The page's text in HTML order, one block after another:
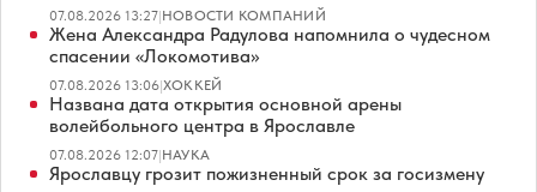
07.08.2026 13:27|НОВОСТИ КОМПАНИЙ
Жена Александра Радулова напомнила о чудесном
спасении «Локомотива»
07.08.2026 13:06|ХОККЕЙ
Названа дата открытия основной арены
волейбольного центра в Ярославле
07.08.2026 12:07|НАУКА
Ярославцу грозит пожизненный срок за госизмену